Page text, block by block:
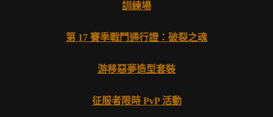
訓練場
第 17 賽季戰鬥通行證：破裂之魂
游移惡夢造型套裝
征服者限時 PvP 活動